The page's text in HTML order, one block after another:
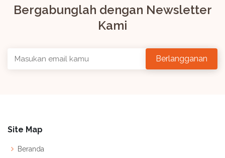
Bergabunglah dengan Newsletter
Kami
Site Map
Beranda